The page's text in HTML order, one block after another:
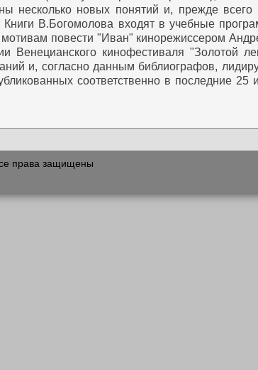
несколько новых понятий и, прежде
В.Богомолова входят в учебные
повести "Иван" кинорежиссером
Венецианского кинофестиваля "Золотой
и, согласно данным библиографов,
соответственно в последние
права защищены